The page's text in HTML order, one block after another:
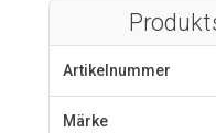
Artikelnummer
Märke